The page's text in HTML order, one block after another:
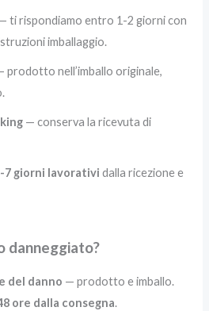
ti rispondiamo entro 1-2 giorni con
imballaggio.
prodotto nell’imballo originale,
— conserva la ricevuta di
7 giorni lavorativi dalla ricezione e
del danno — prodotto e imballo.
ore dalla consegna.